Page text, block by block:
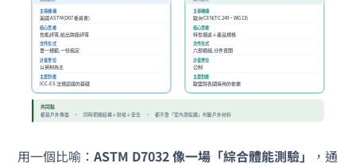
用一個比喻：ASTM D7032 像一場「綜合體能測驗」
，通